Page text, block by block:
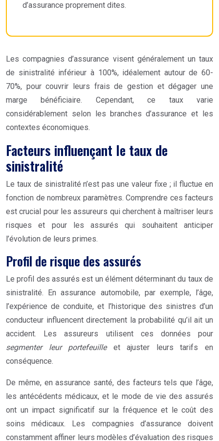
d’assurance proprement dites.
Les compagnies d’assurance visent généralement un taux
de sinistralité inférieur à 100%, idéalement autour de 60-
70%, pour couvrir leurs frais de gestion et dégager une
marge bénéficiaire. Cependant, ce taux varie
considérablement selon les branches d’assurance et les
contextes économiques.
Facteurs influençant le taux de
sinistralité
Le taux de sinistralité n’est pas une valeur fixe ; il fluctue en
fonction de nombreux paramètres. Comprendre ces facteurs
est crucial pour les assureurs qui cherchent à maîtriser leurs
risques et pour les assurés qui souhaitent anticiper
l’évolution de leurs primes.
Profil de risque des assurés
Le profil des assurés est un élément déterminant du taux de
sinistralité. En assurance automobile, par exemple, l’âge,
l’expérience de conduite, et l’historique des sinistres d’un
conducteur influencent directement la probabilité qu’il ait un
accident. Les assureurs utilisent ces données pour
segmenter leur portefeuille et ajuster leurs tarifs en
conséquence.
De même, en assurance santé, des facteurs tels que l’âge,
les antécédents médicaux, et le mode de vie des assurés
ont un impact significatif sur la fréquence et le coût des
soins médicaux. Les compagnies d’assurance doivent
constamment affiner leurs modèles d’évaluation des risques